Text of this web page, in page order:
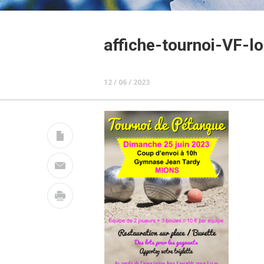
affiche-tournoi-VF-
12 / 06 / 2023